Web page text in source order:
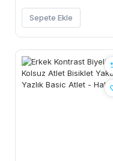
Sepete Ekle